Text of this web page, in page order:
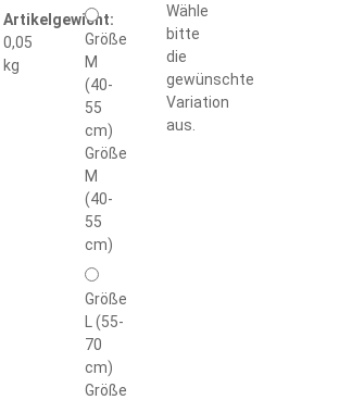
Artikelgewicht:
0,05
kg
Größe
M
(40-
55
cm)
Größe
M
(40-
55
cm)
Größe
L (55-
70
cm)
Größe
Wähle
bitte
die
gewünschte
Variation
aus.